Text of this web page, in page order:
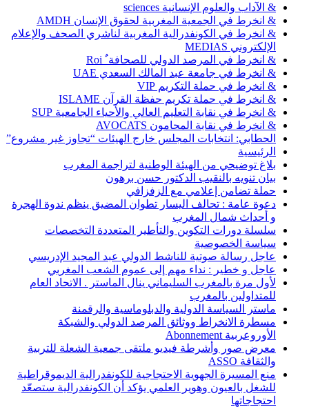
& الآداب والعلوم الإنسانية sciences
& انخرط في الجمعية المغربية لحقوق الإنسان AMDH
& انخرط في الكونفدرالية المغربية لناشري الصحف والإعلام
الإلكتروني MEDIAS
& انخرط في المرصد الدولي للصحافة ٌ Roi
& انخرط في جامعة عبد المالك السعدي UAE
& انخرط في حملة التكريم VIP
& انخرط في حملة تكريم حفظة القرآن ISLAME
& انخرط في نقابة التعليم العالي والأحياء الجامعية SUP
& انخرط في نقابة المحامون AVOCATS
الحطابي: انتخابات المجلس خارج الهيئات “تجاوز غير مشروع”
الرئيسية
بلاغ توضيحي من الهيئة الوطنية لتراجمة المغرب
بيان تنويه بالنقيب الدكتور حسن برهون
حملة تضامن إعلامي مع الزفزافي
دعوة عامة : تحالف اليسار تطوان المضيق ينظم ندوة الهجرة
و أحداث شمال المغرب
سلسلة دورات التكوين والتأطير المتعددة التخصصات
سياسة الخصوصية
عاجل رسالة صوتية للناشط الدولي عبد المجيد الإدريسي
عاجل و خطير : نداء مهم إلى عموم الشعب المغربي
لأول مرة بالمغرب السليماني ينال الماستر . الاتحاد العام
للمتداولين بالمغرب
ماستر السياسة الدولية والدبلوماسية والرقمنة
مسطرة الانخراط ووثائق المرصد الدولي والشبكة
الأوروعربية Abonnement
معرض صور وأشرطة فيديو ملتقى جمعية الشعلة للتربية
والثقافة ASSO
منع المسيرة الجهوية الاحتجاجية للكونفدرالية الديموقراطية
للشغل بالعيون وهوير العلمي يؤكد أن الكونفدرالية ستصعّد
احتجاجاتها